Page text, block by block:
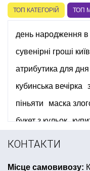
ТОП КАТЕГОРІЙ ТОП
день народження в
сувенірні гроші київ
атрибутика для
кубинська вечірка
піньяти
маска
букет з кульок
вечірка в піратська
КОНТАКТИ
Місце самовивозу: